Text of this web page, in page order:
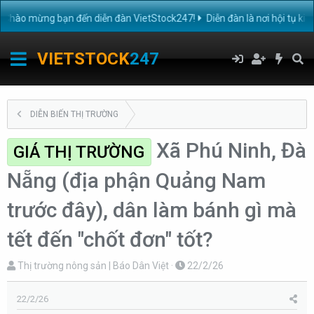
mừng bạn đến diễn đàn VietStock247! Diễn đàn là nơi hội tụ kiến
VIETSTOCK247
DIỄN BIẾN THỊ TRƯỜNG
GIÁ THỊ TRƯỜNG
Xã Phú Ninh, Đà
Nẵng (địa phận Quảng Nam
trước đây), dân làm bánh gì mà
tết đến "chốt đơn" tốt?
T
h
r
Thị trường nông sản | Báo Dân Việt
N
g
22/2/26
22/2/26